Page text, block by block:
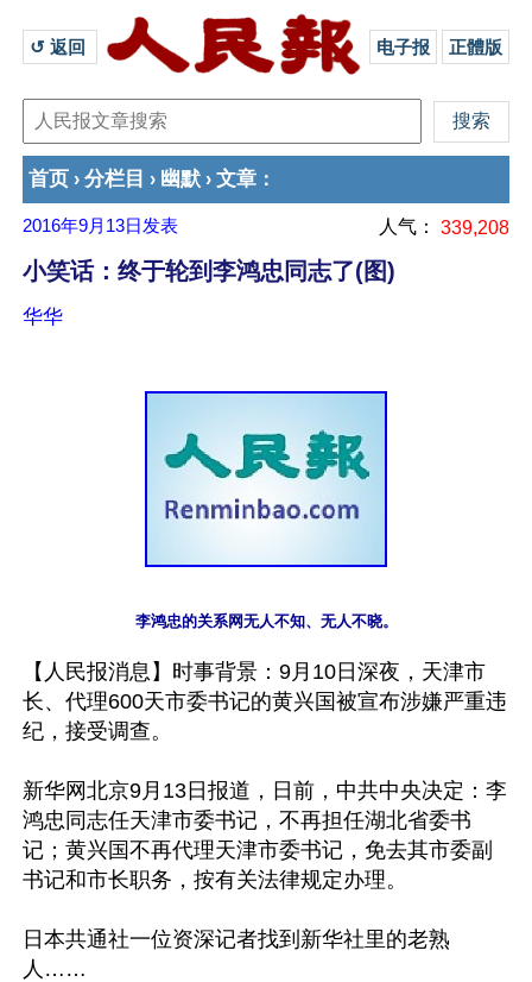
↺ 返回 电子报 正體版
首页 › 分栏目 › 幽默 › 文章 ：
2016年9月13日 发表 人气： 339,208
小笑话：终于轮到李鸿忠同志了(图)
华华
李鸿忠的关系网无人不知、无人不晓。
【人民报消息】时事背景：9月10日深夜，天津市
长、代理600天市委书记的黄兴国被宣布涉嫌严重违
纪，接受调查。
新华网北京9月13日报道，日前，中共中央决定：李
鸿忠同志任天津市委书记，不再担任湖北省委书
记；黄兴国不再代理天津市委书记，免去其市委副
书记和市长职务，按有关法律规定办理。
日本共通社一位资深记者找到新华社里的老熟
人……